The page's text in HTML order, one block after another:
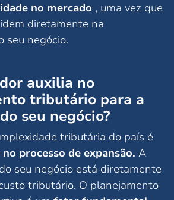
no mercado , uma vez que
diretamente na
seu negócio.
auxilia no
tributário para a
seu negócio?
tributária do país é
processo de expansão. A
seu negócio está diretamente
tributário. O planejamento